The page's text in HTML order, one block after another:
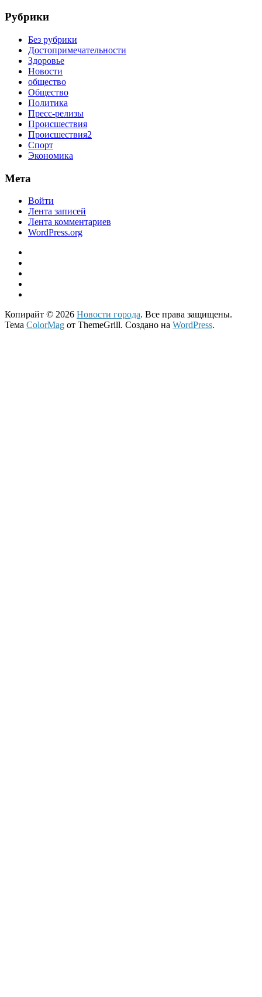
Рубрики
Без рубрики
Достопримечательности
Здоровье
Новости
общество
Общество
Политика
Пресс-релизы
Происшествия
Происшествия2
Спорт
Экономика
Мета
Войти
Лента записей
Лента комментариев
WordPress.org
Копирайт © 2026 Новости города. Все права защищены.
Тема ColorMag от ThemeGrill. Создано на WordPress.